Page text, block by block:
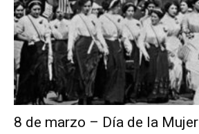
8 de marzo – Día de la Mujer